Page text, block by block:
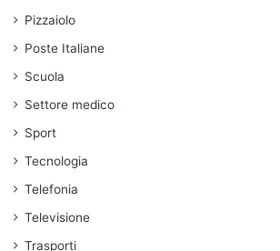
Pizzaiolo
Poste Italiane
Scuola
Settore medico
Sport
Tecnologia
Telefonia
Televisione
Trasporti